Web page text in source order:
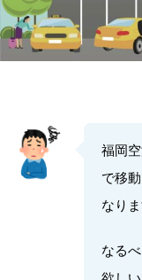
福岡
で移
なりま
なる